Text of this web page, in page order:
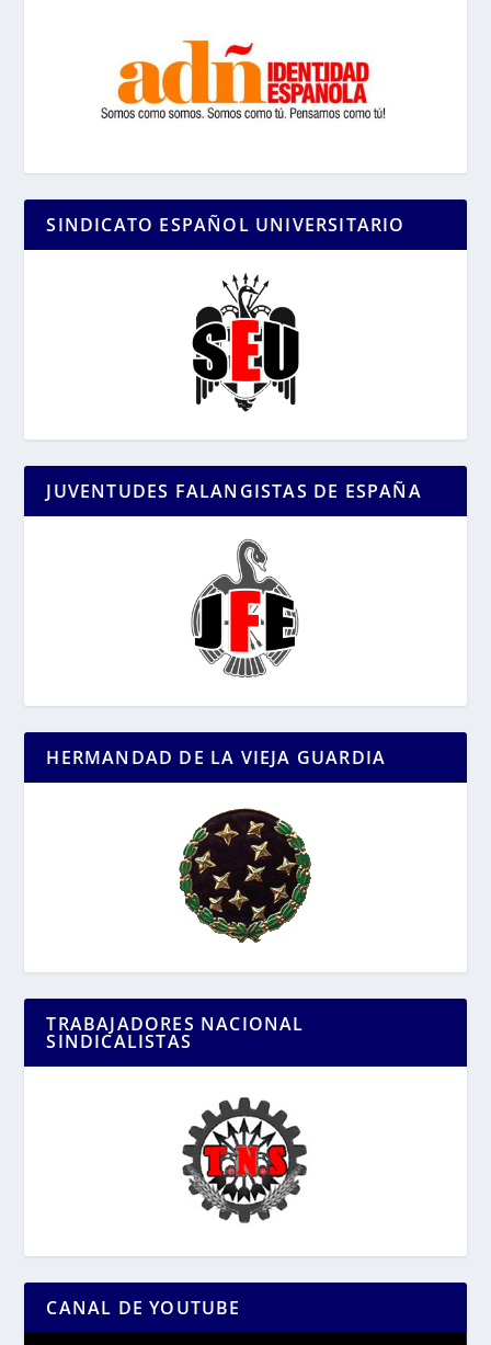
SINDICATO ESPAÑOL UNIVERSITARIO
JUVENTUDES FALANGISTAS DE ESPAÑA
HERMANDAD DE LA VIEJA GUARDIA
TRABAJADORES NACIONAL
SINDICALISTAS
CANAL DE YOUTUBE